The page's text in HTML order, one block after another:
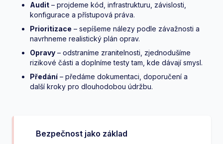
Audit – projdeme kód, infrastrukturu, závislosti,
konfigurace a přístupová práva.
Prioritizace – sepíšeme nálezy podle závažnosti a
navrhneme realistický plán oprav.
Opravy – odstraníme zranitelnosti, zjednodušíme
rizikové části a doplníme testy tam, kde dávají smysl.
Předání – předáme dokumentaci, doporučení a
další kroky pro dlouhodobou údržbu.
Bezpečnost jako základ